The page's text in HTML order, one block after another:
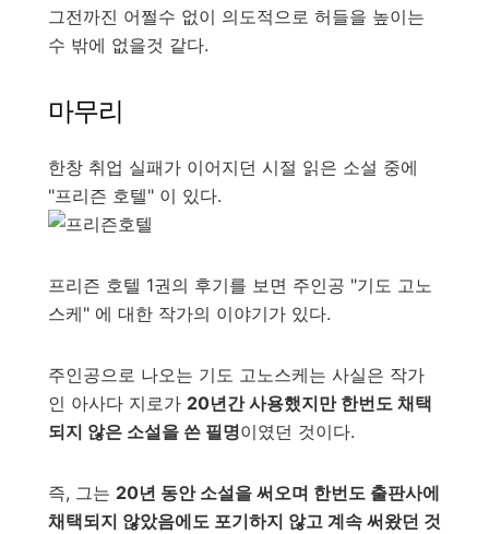
그전까진 어쩔수 없이 의도적으로 허들을 높이는
수 밖에 없을것 같다.
마무리
한창 취업 실패가 이어지던 시절 읽은 소설 중에
"프리즌 호텔" 이 있다.
프리즌 호텔 1권의 후기를 보면 주인공 "기도 고노
스케" 에 대한 작가의 이야기가 있다.
주인공으로 나오는 기도 고노스케는 사실은 작가
인 아사다 지로가 20년간 사용했지만 한번도 채택
되지 않은 소설을 쓴 필명이였던 것이다.
즉, 그는 20년 동안 소설을 써오며 한번도 출판사에
채택되지 않았음에도 포기하지 않고 계속 써왔던 것